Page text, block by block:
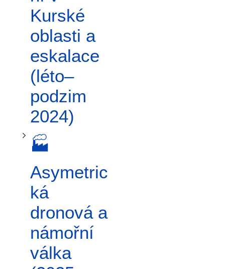
Kurské
oblasti a
eskalace
(léto–
podzim
2024)
🏭
Asymetric
ká
dronová a
námořní
válka
Přepnout podsekci 🏭 Asymetrická dronová a námořní válka (2025–2026)